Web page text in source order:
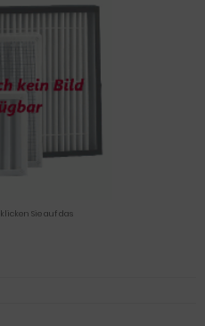
Sie auf das